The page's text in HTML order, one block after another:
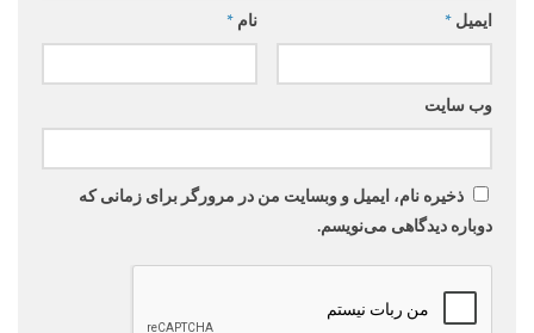
نام * ایمیل *
وب‌ سایت
ذخیره نام، ایمیل و وبسایت من در مرورگر برای زمانی که
دوباره دیدگاهی می‌نویسم.